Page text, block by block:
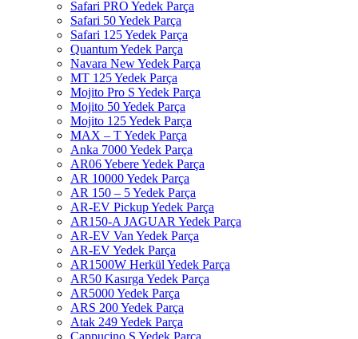
Safari PRO Yedek Parça
Safari 50 Yedek Parça
Safari 125 Yedek Parça
Quantum Yedek Parça
Navara New Yedek Parça
MT 125 Yedek Parça
Mojito Pro S Yedek Parça
Mojito 50 Yedek Parça
Mojito 125 Yedek Parça
MAX – T Yedek Parça
Anka 7000 Yedek Parça
AR06 Yebere Yedek Parça
AR 10000 Yedek Parça
AR 150 – 5 Yedek Parça
AR-EV Pickup Yedek Parça
AR150-A JAGUAR Yedek Parça
AR-EV Van Yedek Parça
AR-EV Yedek Parça
AR1500W Herkül Yedek Parça
AR50 Kasırga Yedek Parça
AR5000 Yedek Parça
ARS 200 Yedek Parça
Atak 249 Yedek Parça
Cappucino S Yedek Parça